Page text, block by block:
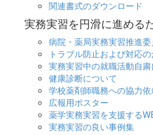
関連書式のダウンロード
実務実習を円滑に進める
病院・薬局実務実習推進委
トラブル防止および対応
実務実習中の就職活動自粛
健康診断について
学校薬剤師職務への協力
広報用ポスター
薬学実務実習を支援する
実務実習の良い事例集